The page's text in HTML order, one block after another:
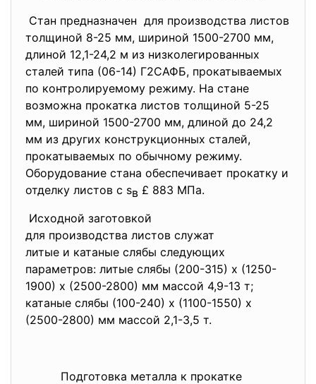
Стан предназначен для производства листов
толщиной 8-25 мм, шириной 1500-2700 мм,
длиной 12,1-24,2 м из низколегированных
сталей типа (06-14) Г2САФБ, прокатываемых
по контролируемому режиму. На стане
возможна прокатка листов толщиной 5-25
мм, шириной 1500-2700 мм, длиной до 24,2
мм из других конструкционных сталей,
прокатываемых по обычному режиму.
Оборудование стана обеспечивает прокатку и
отделку листов с sв £ 883 МПа.
Исходной заготовкой
для производства листов служат
литые и катаные слябы следующих
параметров: литые слябы (200-315) x (1250-
1900) x (2500-2800) мм массой 4,9-13 т;
катаные слябы (100-240) x (1100-1550) x
(2500-2800) мм массой 2,1-3,5 т.
Подготовка металла к прокатке